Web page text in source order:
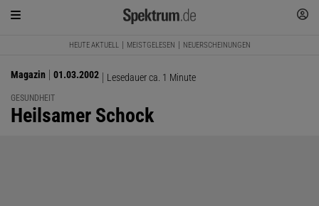
HEUTE AKTUELL MEISTGELESEN NEUERSCHEINUNGEN
Magazin 01.03.2002 Lesedauer ca. 1 Minute
GESUNDHEIT
:
Heilsamer Schock